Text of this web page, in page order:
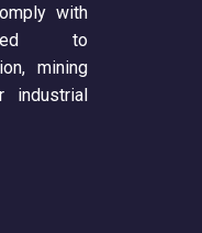
with
to
mining
industrial